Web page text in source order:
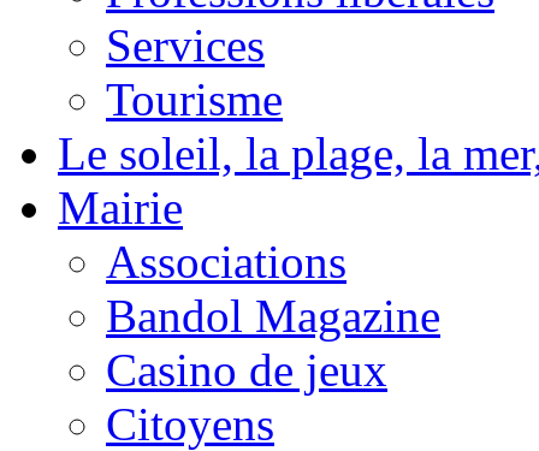
Services
Tourisme
Le soleil, la plage, la
Mairie
Associations
Bandol Magazine
Casino de jeux
Citoyens